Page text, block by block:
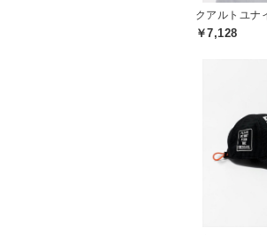
￥7,128